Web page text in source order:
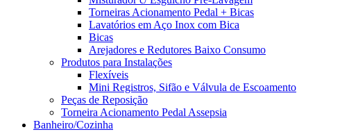
Torneiras Acionamento Pedal + Bicas
Lavatórios em Aço Inox com Bica
Bicas
Arejadores e Redutores Baixo Consumo
Produtos para Instalações
Flexíveis
Mini Registros, Sifão e Válvula de Escoamento
Peças de Reposição
Torneira Acionamento Pedal Assepsia
Banheiro/Cozinha